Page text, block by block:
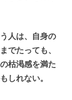
人は、自身の
でたっても、
枯渇感を満た
しれない。